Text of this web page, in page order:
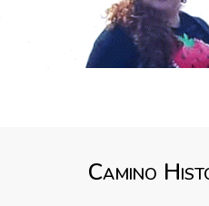
Camino